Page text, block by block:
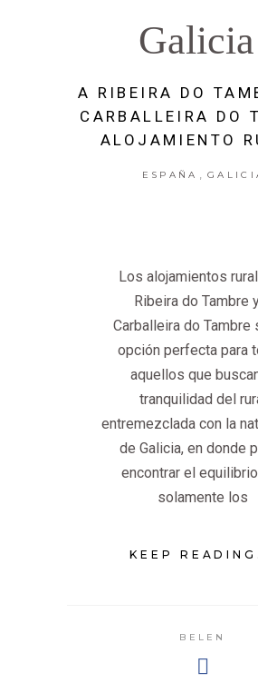
Galicia
A RIBEIRA DO
CARBALLEIRA DO
ALOJAMIENTO
ESPAÑA ,
Los alojamientos
Ribeira do Tambre
Carballeira do Tambre
opción perfecta para
aquellos que
tranquilidad del
entremezclada con la
de Galicia, en donde
encontrar el
solamente los
KEEP
BELEN